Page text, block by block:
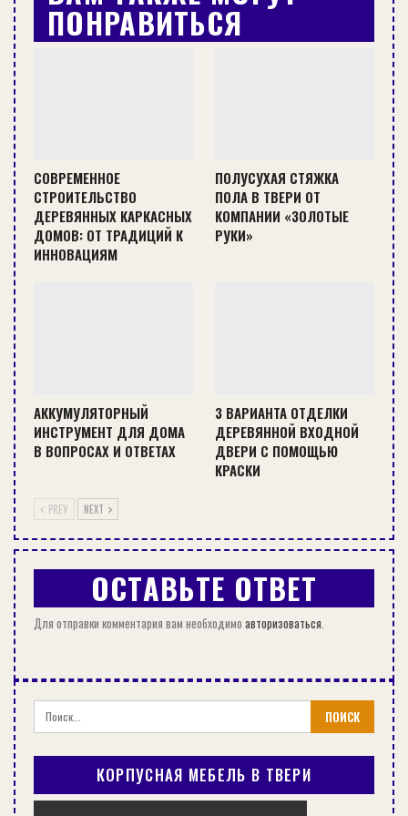
необходимую проектную отметку. Она также
обеспечивает требуемую твердость и прочность
основания. При устройстве теплого пола стяжка
защищает кабели или трубопроводы и
равномерно распределяет тепло по
поверхности. Кроме того, перекрытия над
холодными помещениями, например подвалом
или подпольем, необходимо утеплять, а
междуэтажные перекрытия —
звукоизолировать, и стяжка фиксирует и
защищает тепло- и звукоизоляцию в
конструкции.
При небрежном выполнении стяжки возможны
растрескивание, неравномерная усадка с
образованием неровностей, что со временем
приведет к деформации напольного покрытия.
Поэтому необходимы тщательная подготовка к
укладке, правильная дозировка составляющих,
обоснованный выбор толщины стяжки,
выдерживание требуемых технологией
временных интервалов между этапами работы.
Проше добиться высокого качества стяжки,
используя специальные сухие смеси.
Какой бывает стяжка?
По технологии изготовления различают
«мокрую» и «сухую» (сборную) стяжки. Для
ПОНРАВИТЬСЯ
СОВРЕМЕННОЕ
СТРОИТЕЛЬСТВО
ДЕРЕВЯННЫХ КАРКАСНЫХ
ДОМОВ: ОТ ТРАДИЦИЙ К
ИННОВАЦИЯМ
ПОЛУСУХАЯ СТЯЖКА
ПОЛА В ТВЕРИ ОТ
КОМПАНИИ «ЗОЛОТЫЕ
РУКИ»
АККУМУЛЯТОРНЫЙ
ИНСТРУМЕНТ ДЛЯ ДОМА
В ВОПРОСАХ И ОТВЕТАХ
3 ВАРИАНТА ОТДЕЛКИ
ДЕРЕВЯННОЙ ВХОДНОЙ
ДВЕРИ С ПОМОЩЬЮ
КРАСКИ
PREV NEXT
ОСТАВЬТЕ ОТВЕТ
Для отправки комментария вам необходимо авторизоваться.
КОРПУСНАЯ МЕБЕЛЬ В ТВЕРИ